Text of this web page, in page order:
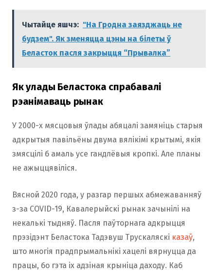
Чытайце яшчэ: "На Гродна заязджаць не
будзем". Як зменяцца цэны на білеты ў
Беласток пасля закрыцця “Прывалка”
Як улады Беластока спрабавалі
рэанімаваць рынак
У 2000-х мясцовыя ўлады абяцалі замяніць старыя
адкрытыя павільёны двума вялікімі крытымі, якія
змясцілі б амаль усе гандлёвыя кропкі. Але планы
не ажыццявіліся.
Вясной 2020 года, у разгар першых абмежаванняў
з-за COVID-19, Кавалерыйскі рынак зачынілі на
некалькі тыдняў. Пасля паўторнага адкрыцця
прэзідэнт Беластока Тадэвуш Трускаляскі казаў,
што многія прадпрымальнікі хацелі вярнуцца да
працы, бо гэта іх адзіная крыніца даходу. Каб